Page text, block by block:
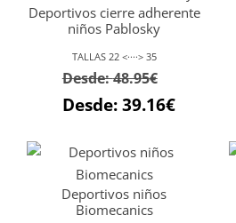
Deportivos cierre adherente
niños Pablosky
TALLAS 22 <····> 35
Desde:48.95€
Desde:39.16€
Deportivos niños
Biomecanics